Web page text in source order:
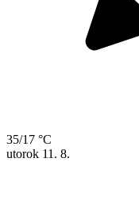
35/17 °C
utorok 11. 8.